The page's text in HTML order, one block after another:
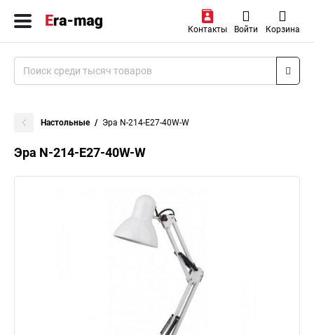
Контакты Войти Корзина
Настольные Эра N-214-E27-40W-W
Эра N-214-E27-40W-W